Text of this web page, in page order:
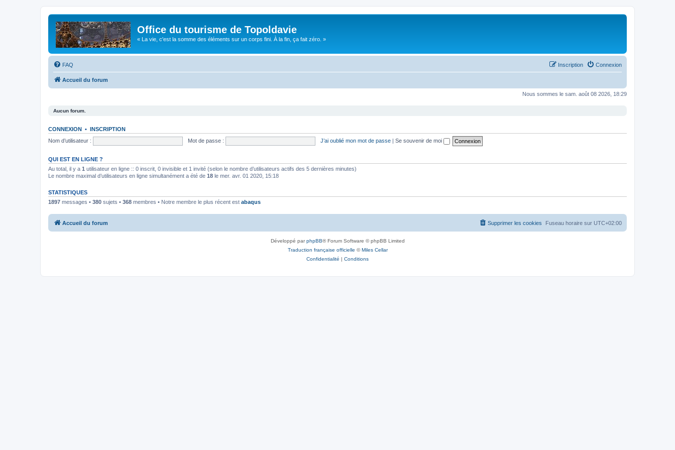
Office du tourisme de Topoldavie
« La vie, c'est la somme des éléments sur un corps fini. À la fin, ça fait zéro. »
FAQ Connexion
Inscription
Accueil du forum
Nous sommes le sam. août 08 2026, 18:29
Aucun forum.
CONNEXION • INSCRIPTION
Nom d’utilisateur :
Mot de passe : J’ai oublié mon mot de passe | Se souvenir de moi
QUI EST EN LIGNE ?
Au total, il y a 1 utilisateur en ligne :: 0 inscrit, 0 invisible et 1 invité (selon le nombre d’utilisateurs actifs des 5 dernières minutes)
Le nombre maximal d’utilisateurs en ligne simultanément a été de 18 le mer. avr. 01 2020, 15:18
STATISTIQUES
1897 messages • 380 sujets • 368 membres • Notre membre le plus récent est abaqus
Accueil du forum Fuseau horaire sur UTC+02:00
Supprimer les cookies
Développé parphpBB® Forum Software © phpBB Limited
Traduction française officielle ©Miles Cellar
Confidentialité | Conditions